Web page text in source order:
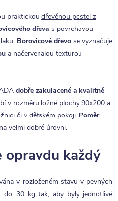
praktickou dřevěnou postel z
dřeva s povrchovou
Borovicové dřevo se vyznačuje
a načervenalou texturou
dobře zakulacené a kvalitně
v rozměru ložné plochy 90x200 a
či v dětském pokoji. Poměr
velmi dobré úrovni.
opravdu každý
v rozloženém stavu v pevných
do 30 kg tak, aby byly jednotlivé